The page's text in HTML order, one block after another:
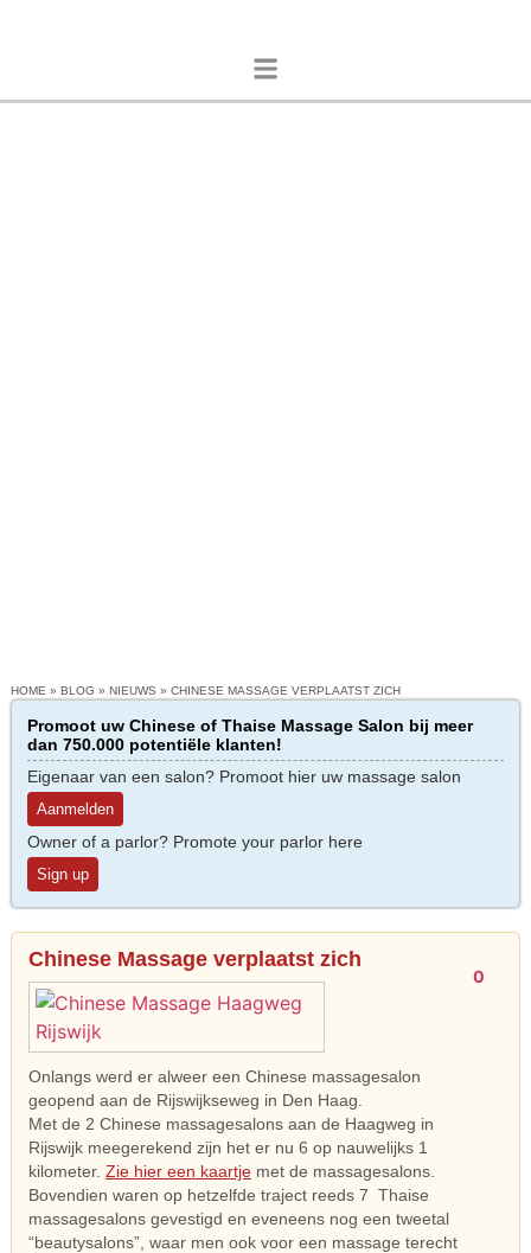
HOME » BLOG » NIEUWS » CHINESE MASSAGE VERPLAATST ZICH
Promoot uw Chinese of Thaise Massage Salon bij meer
dan 750.000 potentiële klanten!
Eigenaar van een salon? Promoot hier uw massage salon
Aanmelden
Owner of a parlor? Promote your parlor here
Sign up
Chinese Massage verplaatst zich
0
Onlangs werd er alweer een Chinese massagesalon
geopend aan de Rijswijkseweg in Den Haag.
Met de 2 Chinese massagesalons aan de Haagweg in
Rijswijk meegerekend zijn het er nu 6 op nauwelijks 1
kilometer. Zie hier een kaartje met de massagesalons.
Bovendien waren op hetzelfde traject reeds 7 Thaise
massagesalons gevestigd en eveneens nog een tweetal
“beautysalons”, waar men ook voor een massage terecht